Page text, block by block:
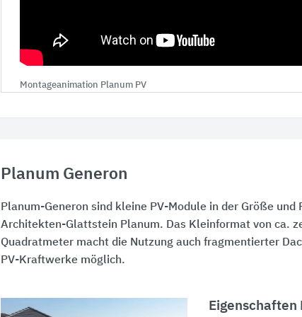
Montageanimation Planum PV
Planum Generon
Planum-Generon sind kleine PV-Module in der Größe und
Architekten-Glattstein Planum. Das Kleinformat von ca.
Quadratmeter macht die Nutzung auch fragmentierter
PV-Kraftwerke möglich.
Eigenschaften